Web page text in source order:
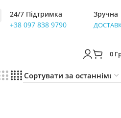
24/7 Підтримка
+38 097 838 9790
Зручна
0